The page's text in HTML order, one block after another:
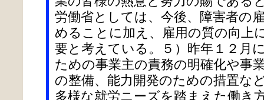
労働省としては、今後、障害者の
めることに加え、雇用の質の向上
要と考えている。５）昨年１２月
ための事業主の責務の明確化や事
の整備、能力開発のための措置な
多様な就労ニーズを踏まえた働き